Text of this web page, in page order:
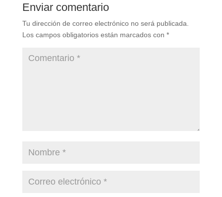
Enviar comentario
Tu dirección de correo electrónico no será publicada.
Los campos obligatorios están marcados con *